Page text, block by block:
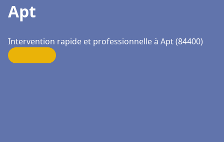
Apt
Intervention rapide et professionnelle à Apt (84400)